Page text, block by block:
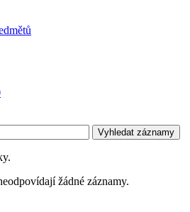
Vyhledat záznamy
žádné záznamy.